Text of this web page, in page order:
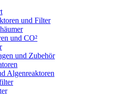
und Filter
und CO²
und Zubehör
Algenreaktoren